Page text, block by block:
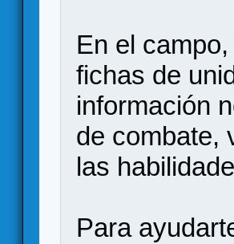
En el
fichas de
información
de combate,
las
Para